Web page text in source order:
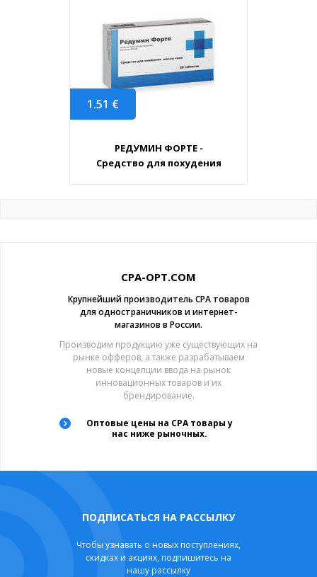
1.51 €
РЕДУМИН ФОРТЕ -
Средство для похудения
CPA-OPT.COM
Крупнейший производитель CPA товаров
для одностраничников и интернет-
магазинов в России.
Производим продукцию уже существующих на
рынке офферов, а также разрабатываем
новые концепции ввода на рынок
инновационных товаров и их
брендирование.
Оптовые цены на CPA товары у
нас ниже рыночных.
ПОДПИСАТЬСЯ НА РАССЫЛКУ
Чтобы узнавать о новых поступлениях,
скидках и акциях, подпишитесь на
нашу рассылку